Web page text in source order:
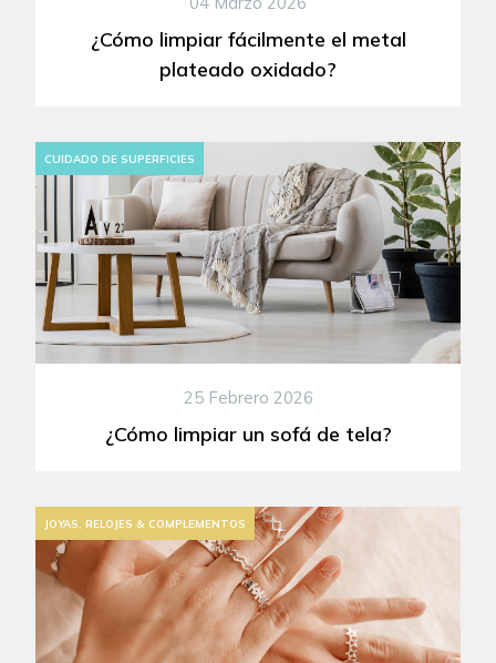
¿Cómo limpiar fácilmente el metal
plateado oxidado?
CUIDADO DE SUPERFICIES
25 Febrero 2026
¿Cómo limpiar un sofá de tela?
JOYAS, RELOJES & COMPLEMENTOS